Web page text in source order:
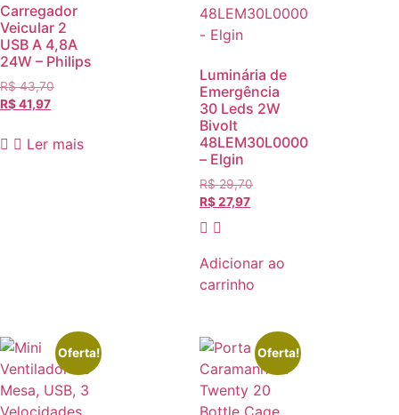
Carregador
Veicular 2
USB A 4,8A
24W – Philips
R$43,70
R$41,97
Ler mais
Luminária de
Emergência
30 Leds 2W
Bivolt
48LEM30L0000
– Elgin
R$29,70
R$27,97
Adicionar ao
carrinho
Oferta! Oferta!